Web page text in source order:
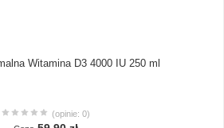
Witamina D3 4000 IU 250 ml
(opinie: 0)